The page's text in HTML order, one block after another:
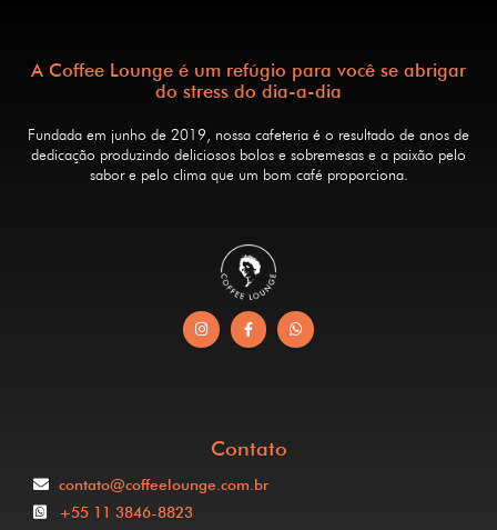
A Coffee Lounge é um refúgio para você se abrigar
do stress do dia-a-dia
Fundada em junho de 2019, nossa cafeteria é o resultado de anos de
dedicação produzindo deliciosos bolos e sobremesas e a paixão pelo
sabor e pelo clima que um bom café proporciona.
Contato
contato@coffeelounge.com.br
+55 11 3846-8823